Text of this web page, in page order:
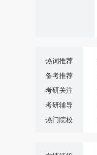
热词推荐
备考推荐
考研关注
考研辅导
热门院校